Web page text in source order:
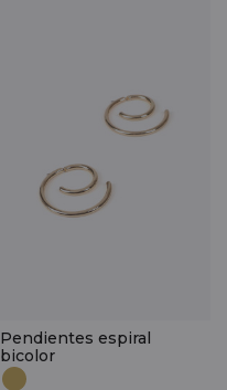
Pendientes espiral
bicolor